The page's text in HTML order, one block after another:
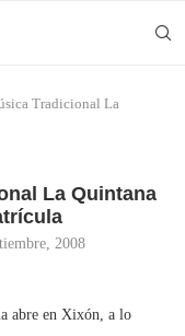
Tradicional La
La Quintana
2008
abre en Xixón, a lo